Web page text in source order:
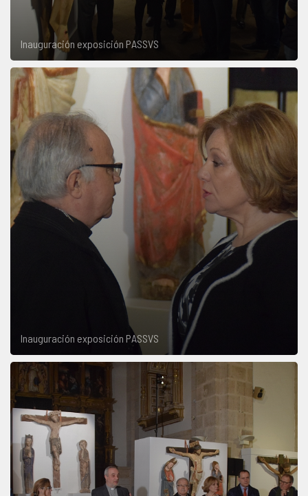
Inauguración exposición PASSVS
Inauguración exposición PASSVS